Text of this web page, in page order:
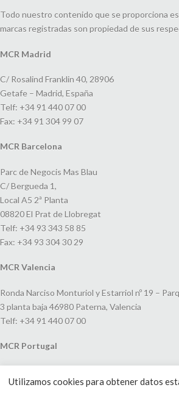
Todo nuestro contenido que se proporciona
marcas registradas son propiedad de sus
MCR Madrid
C/ Rosalind Franklin 40, 28906
Getafe – Madrid, España
Telf: +34 91 440 07 00
Fax: +34 91 304 99 07
MCR Barcelona
Parc de Negocis Mas Blau
C/ Bergueda 1,
Local A5 2ª Planta
08820 El Prat de Llobregat
Telf: +34 93 343 58 85
Fax: +34 93 304 30 29
MCR Valencia
Ronda Narciso Monturiol y Estarriol nº 19 –
3 planta baja 46980 Paterna, Valencia
Telf: +34 91 440 07 00
MCR Portugal
João V, 24
Utilizamos cookies para obtener datos